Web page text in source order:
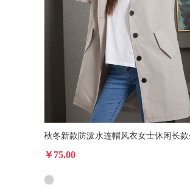
￥75.00